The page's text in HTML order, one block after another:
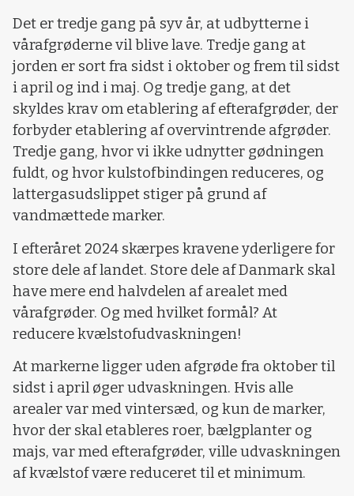
Det er tredje gang på syv år, at udbytterne i
vårafgrøderne vil blive lave. Tredje gang at
jorden er sort fra sidst i oktober og frem til sidst
i april og ind i maj. Og tredje gang, at det
skyldes krav om etablering af efterafgrøder, der
forbyder etablering af overvintrende afgrøder.
Tredje gang, hvor vi ikke udnytter gødningen
fuldt, og hvor kulstofbindingen reduceres, og
lattergasudslippet stiger på grund af
vandmættede marker.
I efteråret 2024 skærpes kravene yderligere for
store dele af landet. Store dele af Danmark skal
have mere end halvdelen af arealet med
vårafgrøder. Og med hvilket formål? At
reducere kvælstofudvaskningen!
At markerne ligger uden afgrøde fra oktober til
sidst i april øger udvaskningen. Hvis alle
arealer var med vintersæd, og kun de marker,
hvor der skal etableres roer, bælgplanter og
majs, var med efterafgrøder, ville udvaskningen
af kvælstof være reduceret til et minimum.